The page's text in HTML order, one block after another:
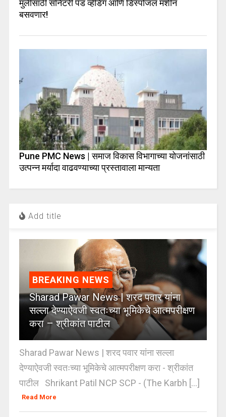
मुलींसाठी सॅनिटरी पॅड व्हेंडिंग आणि डिस्पोजल मशीन
बसवणार!
Pune PMC News | समाज विकास विभागाच्या योजनांसाठी
उत्पन्न मर्यादा वाढवण्याच्या प्रस्तावाला मान्यता
Add title
BREAKING NEWS
Sharad Pawar News | शरद पवार यांना
सल्ला देण्याऐवजी स्वतःच्या भूमिकेचे आत्मपरीक्षण
करा – श्रीकांत पाटील
Sharad Pawar News | शरद पवार यांना सल्ला
देण्याऐवजी स्वतःच्या भूमिकेचे आत्मपरीक्षण करा - श्रीकांत
पाटील Shrikant Patil NCP SCP - (The Karbh [...]
Read More